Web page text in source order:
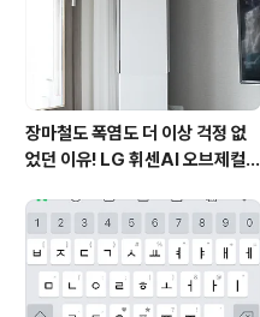
장마철도 폭염도 더 이상 걱정 없
었던 이유! LG 휘센AI 오브제컬렉
사용 후기